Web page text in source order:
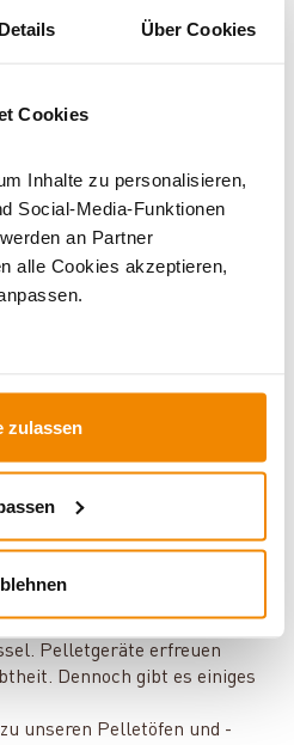
Details Über Cookies
Cookies
Inhalte zu personalisieren,
Social-Media-Funktionen
an Partner
alle Cookies akzeptieren,
zulassen
Kaminöfen|Pelleteinsätze
Pelletöfen:
rund um die Themen
Pelletgeräte erfreuen
Dennoch gibt es einiges
unseren Pelletöfen und -